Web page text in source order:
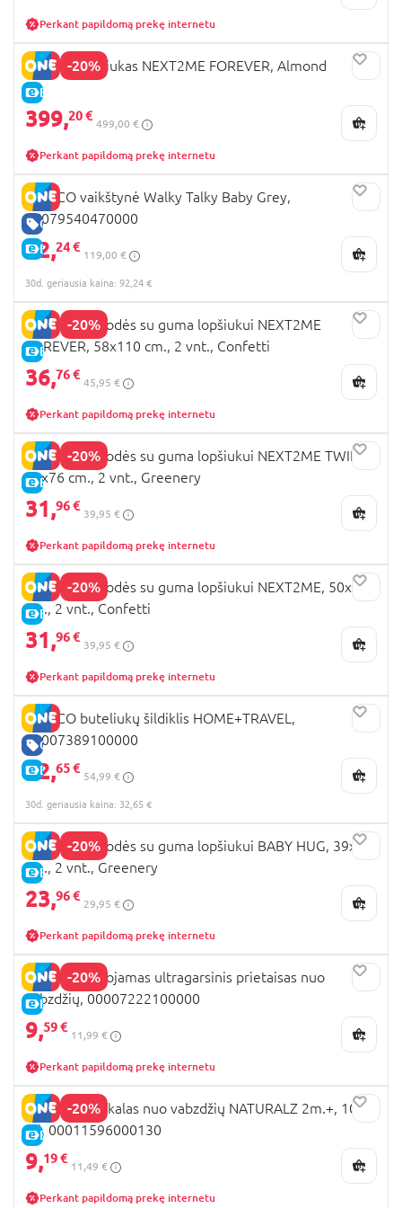
Perkant papildomą prekę internetu
-20%
E-KAINA
CHICCO lopšiukas NEXT2ME FOREVER, Almond
399,20 €
499,00 €
Perkant papildomą prekę internetu
GERA KAINA
E-KAINA
CHICCO vaikštynė Walky Talky Baby Grey,
07079540470000
92,24 €
119,00 €
30d. geriausia kaina: 92,24 €
-20%
E-KAINA
CHICCO paklodės su guma lopšiukui NEXT2ME
FOREVER, 58x110 cm., 2 vnt., Confetti
36,76 €
45,95 €
Perkant papildomą prekę internetu
-20%
E-KAINA
CHICCO paklodės su guma lopšiukui NEXT2ME TWINS,
44x76 cm., 2 vnt., Greenery
31,96 €
39,95 €
Perkant papildomą prekę internetu
-20%
E-KAINA
CHICCO paklodės su guma lopšiukui NEXT2ME, 50x83
cm., 2 vnt., Confetti
31,96 €
39,95 €
Perkant papildomą prekę internetu
GERA KAINA
E-KAINA
CHICCO buteliukų šildiklis HOME+TRAVEL,
00007389100000
32,65 €
54,99 €
30d. geriausia kaina: 32,65 €
-20%
E-KAINA
CHICCO paklodės su guma lopšiukui BABY HUG, 39x77
cm., 2 vnt., Greenery
23,96 €
29,95 €
Perkant papildomą prekę internetu
-20%
E-KAINA
CHICCO nešiojamas ultragarsinis prietaisas nuo
vabzdžių, 00007222100000
9,59 €
11,99 €
Perkant papildomą prekę internetu
-20%
E-KAINA
CHICCO purškalas nuo vabzdžių NATURALZ 2m.+, 100
ml, 00011596000130
9,19 €
11,49 €
Perkant papildomą prekę internetu